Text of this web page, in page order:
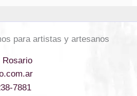
para artistas y artesanos
Rosario
7881